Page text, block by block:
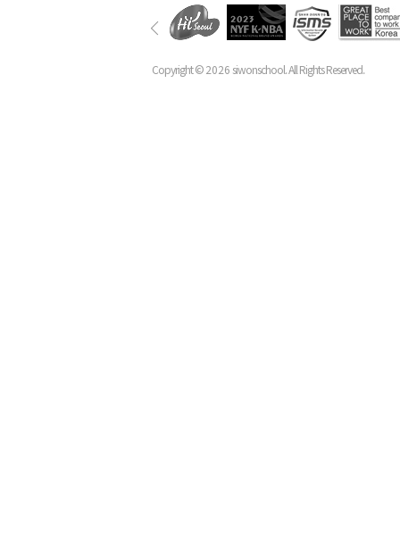
Copyright ©2026 siwonschool. All Rights Reserved.